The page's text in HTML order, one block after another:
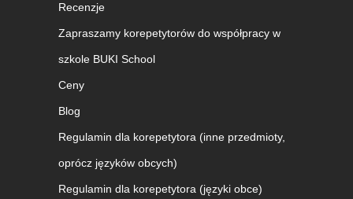
Recenzje
Zapraszamy korepetytorów do współpracy w
szkole BUKI School
Ceny
Blog
Regulamin dla korepetytora (inne przedmioty,
oprócz języków obcych)
Regulamin dla korepetytora (języki obce)